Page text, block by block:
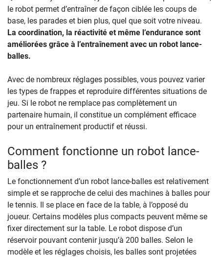
le robot permet d’entraîner de façon ciblée les coups de
base, les parades et bien plus, quel que soit votre niveau.
La coordination, la réactivité et même l’endurance sont
améliorées grâce à l’entraînement avec un robot lance-
balles.
Avec de nombreux réglages possibles, vous pouvez varier
les types de frappes et reproduire différentes situations de
jeu. Si le robot ne remplace pas complètement un
partenaire humain, il constitue un complément efficace
pour un entraînement productif et réussi.
Comment fonctionne un robot lance-
balles ?
Le fonctionnement d’un robot lance-balles est relativement
simple et se rapproche de celui des machines à balles pour
le tennis. Il se place en face de la table, à l’opposé du
joueur. Certains modèles plus compacts peuvent même se
fixer directement sur la table. Le robot dispose d’un
réservoir pouvant contenir jusqu’à 200 balles. Selon le
modèle et les réglages choisis, les balles sont projetées